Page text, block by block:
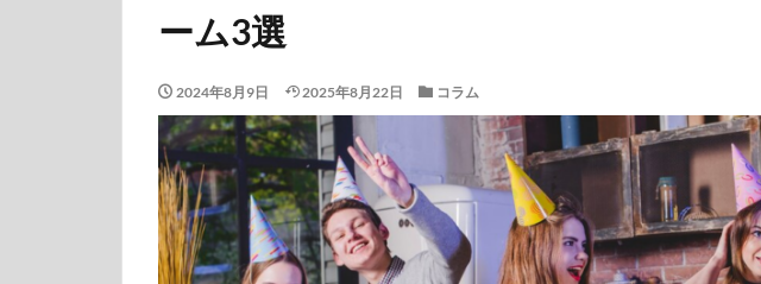
ーム3選
2024年8月9日 2025年8月22日 コラム